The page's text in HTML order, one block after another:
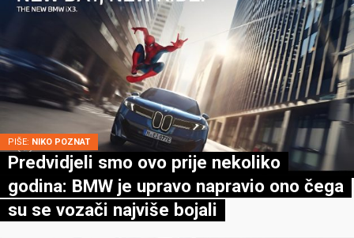
PIŠE: NIKO POZNAT
Predvidjeli smo ovo prije nekoliko
godina: BMW je upravo napravio ono čega
su se vozači najviše bojali